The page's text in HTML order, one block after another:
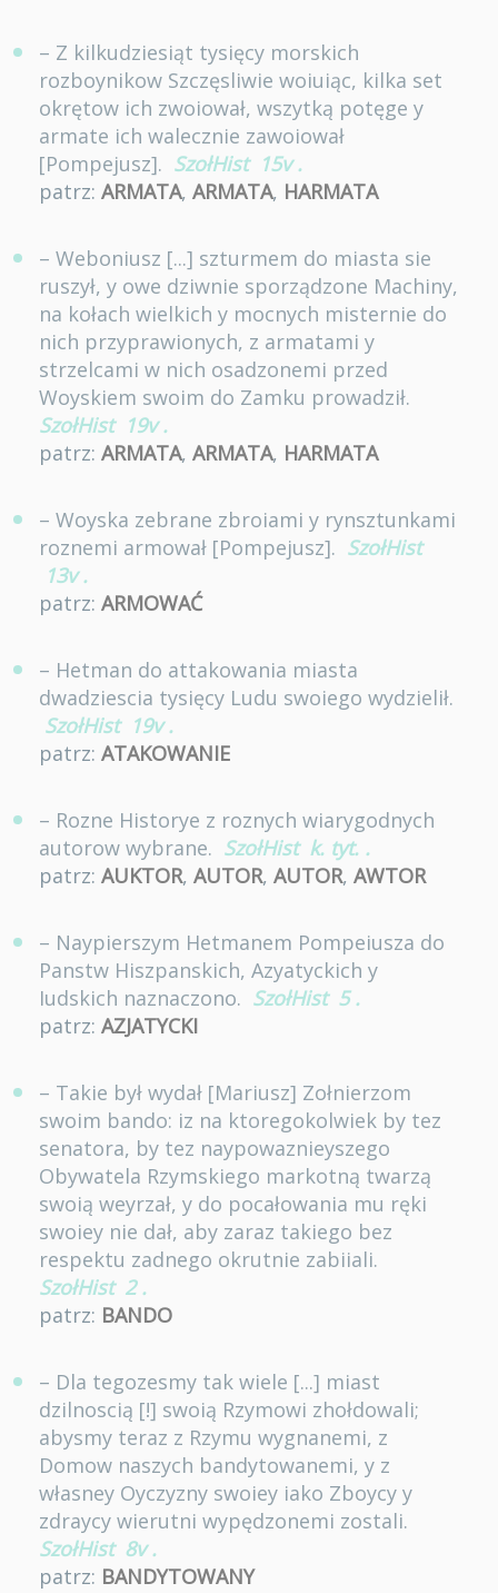
– Z kilkudziesiąt tysięcy morskich
rozboynikow Szczęsliwie woiuiąc, kilka set
okrętow ich zwoiował, wszytką potęge y
armate ich walecznie zawoiował
[Pompejusz]. SzołHist 15v .
patrz: ARMATA, ARMATA, HARMATA
– Weboniusz [...] szturmem do miasta sie
ruszył, y owe dziwnie sporządzone Machiny,
na kołach wielkich y mocnych misternie do
nich przyprawionych, z armatami y
strzelcami w nich osadzonemi przed
Woyskiem swoim do Zamku prowadził.
SzołHist 19v .
patrz: ARMATA, ARMATA, HARMATA
– Woyska zebrane zbroiami y rynsztunkami
roznemi armował [Pompejusz]. SzołHist
13v .
patrz: ARMOWAĆ
– Hetman do attakowania miasta
dwadziescia tysięcy Ludu swoiego wydzielił.
SzołHist 19v .
patrz: ATAKOWANIE
– Rozne Historye z roznych wiarygodnych
autorow wybrane. SzołHist k. tyt. .
patrz: AUKTOR, AUTOR, AUTOR, AWTOR
– Naypierszym Hetmanem Pompeiusza do
Panstw Hiszpanskich, Azyatyckich y
Iudskich naznaczono. SzołHist 5 .
patrz: AZJATYCKI
– Takie był wydał [Mariusz] Zołnierzom
swoim bando: iz na ktoregokolwiek by tez
senatora, by tez naypowaznieyszego
Obywatela Rzymskiego markotną twarzą
swoią weyrzał, y do pocałowania mu ręki
swoiey nie dał, aby zaraz takiego bez
respektu zadnego okrutnie zabiiali.
SzołHist 2 .
patrz: BANDO
– Dla tegozesmy tak wiele [...] miast
dzilnoscią [!] swoią Rzymowi zhołdowali;
abysmy teraz z Rzymu wygnanemi, z
Domow naszych bandytowanemi, y z
własney Oyczyzny swoiey iako Zboycy y
zdraycy wierutni wypędzonemi zostali.
SzołHist 8v .
patrz: BANDYTOWANY